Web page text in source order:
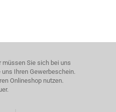
Sie sich bei uns
uns Ihren Gewerbeschein.
Onlineshop nutzen.